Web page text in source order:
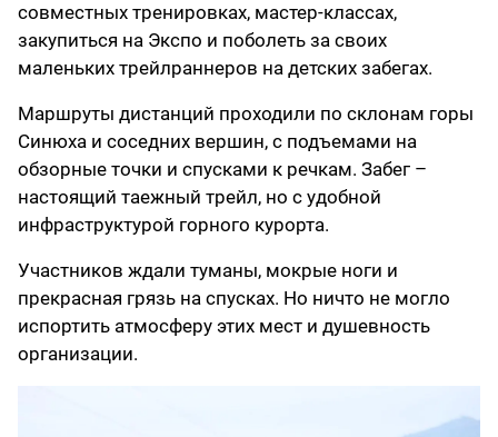
совместных тренировках, мастер-классах,
закупиться на Экспо и поболеть за своих
маленьких трейлраннеров на детских забегах.
Маршруты дистанций проходили по склонам горы
Синюха и соседних вершин, с подъемами на
обзорные точки и спусками к речкам. Забег –
настоящий таежный трейл, но с удобной
инфраструктурой горного курорта.
Участников ждали туманы, мокрые ноги и
прекрасная грязь на спусках. Но ничто не могло
испортить атмосферу этих мест и душевность
организации.